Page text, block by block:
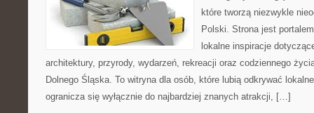
które tworzą niezwykle
Polski. Strona jest
lokalne inspiracje
architektury, przyrody, wydarzeń, rekreacji oraz codziennego
Dolnego Śląska. To witryna dla osób, które lubią odkrywać
ogranicza się wyłącznie do najbardziej znanych atrakcji, […]